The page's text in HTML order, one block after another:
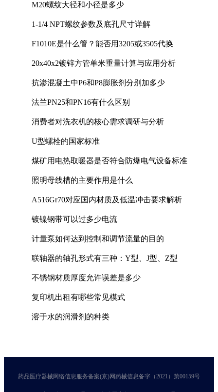
M20螺纹大径和小径是多少
1-1/4 NPT螺纹参数及底孔尺寸详解
F1010E是什么管？能否用3205或3505代换
20x40x2镀锌方管单米重量计算与应用分析
抗渗混凝土中P6和P8膨胀剂分别加多少
法兰PN25和PN16有什么区别
消费者对洗衣机的核心需求调研与分析
U型螺栓的国家标准
煤矿用电热取暖器是否符合防爆电气设备标准
照明母线槽的主要作用是什么
A516Gr70对应国内材质及低温冲击要求解析
镀镍钢带可以过多少电流
计量泵如何达到控制和调节流量的目的
联轴器的轴孔形式有三种：Y型、J型、Z型
不锈钢材质厚度允许误差是多少
复印机出租有哪些常见模式
溶于水的润滑剂的种类
药品医疗器械网络信息服务备案(京)网药械信息备字（2021）第00159号